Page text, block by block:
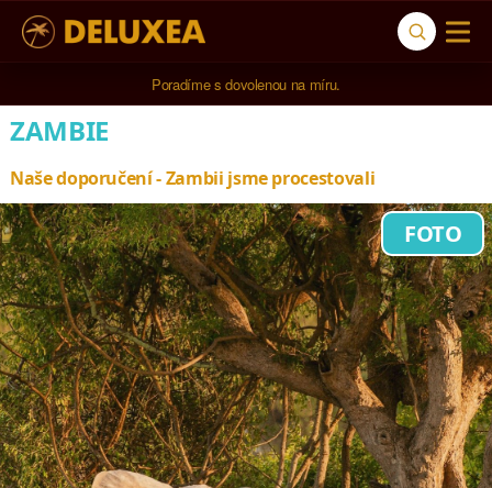
Poradíme s dovolenou na míru.
ZAMBIE
Naše doporučení - Zambii jsme procestovali
FOTO